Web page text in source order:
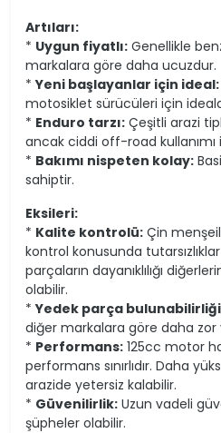
Artıları:
* Uygun fiyatlı: Genellikle
markalara göre daha ucuzdur.
*Yeni başlayanlar için ideal:
motosiklet sürücüleri için
* Enduro tarzı: Çeşitli arazi
ancak ciddi off-road
* Bakımı nispeten kolay:
sahiptir.
Eksileri:
* Kalite kontrolü: Çin
kontrol konusunda
parçaların dayanıklılığı
olabilir.
*Yedek parça
diğer markalara göre daha zor
* Performans: 125cc motor
performans sınırlıdır. Daha
arazide yetersiz kalabilir.
* Güvenilirlik: Uzun vadeli
şüpheler olabilir.